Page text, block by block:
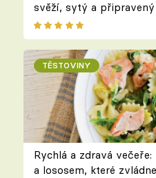
svěží, sytý a
TĚSTOVINY
Rychlá a zdravá
a lososem, které